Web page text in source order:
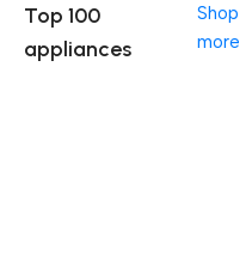
Top 100
appliances
Shop
more